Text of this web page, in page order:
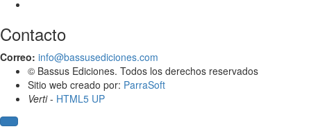
Contacto
Correo: info@bassusediciones.com
© Bassus Ediciones. Todos los derechos reservados
Sitio web creado por: ParraSoft
Verti- HTML5 UP